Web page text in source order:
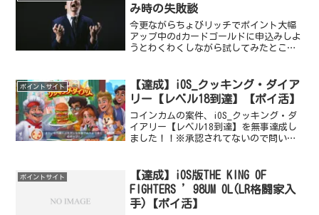
少面倒ですが、65...
み時の失敗談
今更ながらちょびリッチでポイント大幅
アップ中のdカードゴールドに申込みしよ
うとわくわくしながら試してみたとこ
もタイムセールで後約45分残ってるの
に…。18,000ポイン...
ポイントサイト
【達成】iOS_クッキング・ダイア
リー【レベル18到達】【ポイ活】
コインカムの案件、iOS_クッキング・ダ
イアリー【レベル18到達】を無事達成し
ました！！※承認されてないので問い合
んに出すタップゲームです。料理器具や
家具などを購入し...
ポイントサイト
【達成】iOS版THE KING OF
FIGHTERS ’98UM OL(LR格闘家入
手)【ポイ活】